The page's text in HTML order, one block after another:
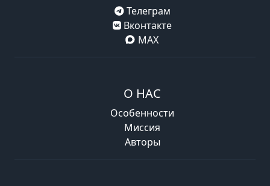
Телеграм
Вконтакте
MAX
О НАС
Особенности
Миссия
Авторы